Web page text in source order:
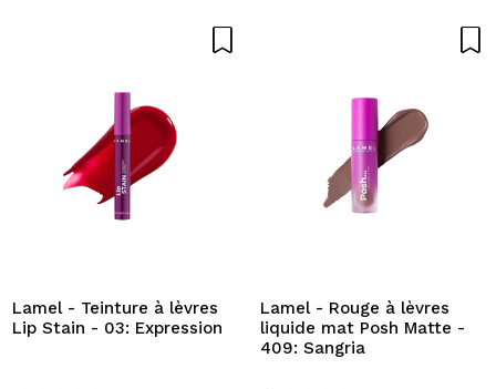
Lamel - Teinture à lèvres
Lip Stain - 03: Expression
Lamel - Rouge à lèvres
liquide mat Posh Matte -
409: Sangria